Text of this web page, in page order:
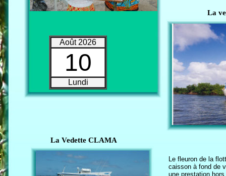
La
La Vedette CLAMA
Le fleuron de la
caisson à fond de
une prestation
Août 2026
10
Lundi